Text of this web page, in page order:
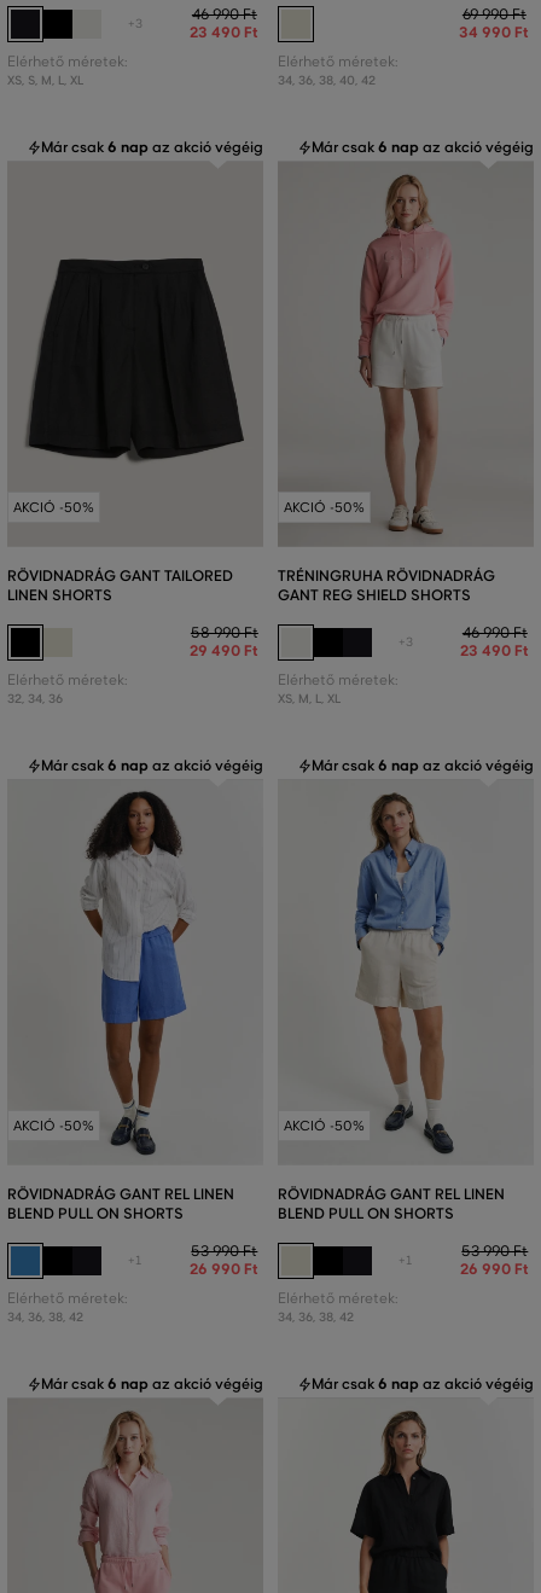
+3
46 990 Ft
23 490 Ft
Elérhető méretek:
XS, S, M L XL
69 990 Ft
34 990 Ft
Elérhető méretek:
34 36, 38, 40 42
Már csak6 nap az akció végéig
AKCIÓ -50%
RÖVIDNADRÁG GANT TAILORED
LINEN SHORTS
58 990 Ft
29 490 Ft
Elérhető méretek:
32, 34, 36
Már csak6 nap az akció végéig
AKCIÓ -50%
TRÉNINGRUHA RÖVIDNADRÁG
GANT REG SHIELD SHORTS
+3
46 990 Ft
23 490 Ft
Elérhető méretek:
XS, M, L, XL
Már csak6 nap az akció végéig
AKCIÓ -50%
RÖVIDNADRÁG GANT REL LINEN
BLEND PULL ON SHORTS
+1
53 990 Ft
26 990 Ft
Elérhető méretek:
34, 36, 38, 42
Már csak6 nap az akció végéig
AKCIÓ -50%
RÖVIDNADRÁG GANT REL LINEN
BLEND PULL ON SHORTS
+1
53 990 Ft
26 990 Ft
Elérhető méretek:
34, 36, 38, 42
Már csak6 nap az akció végéig Már csak6 nap az akció végéig